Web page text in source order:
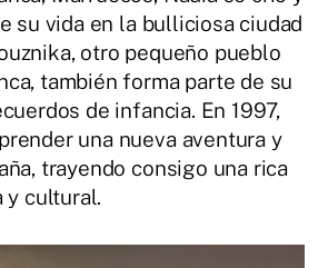
su vida en la bulliciosa ciudad
otro pequeño pueblo
también forma parte de su
de infancia. En 1997,
una nueva aventura y
trayendo consigo una rica
y cultural.